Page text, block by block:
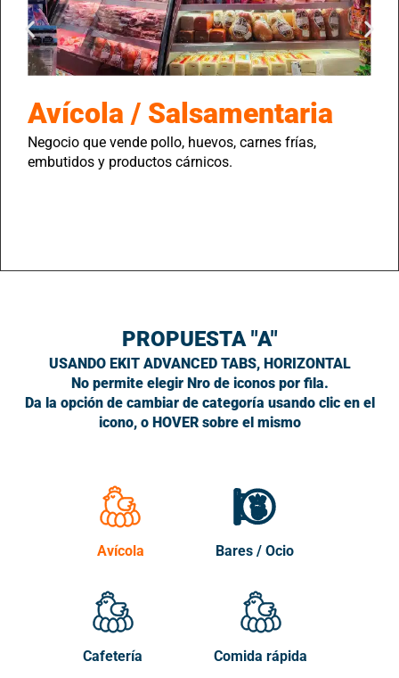
Avícola / Salsamentaria
Negocio que vende pollo, huevos, carnes frías,
embutidos y productos cárnicos.
PROPUESTA "A"
USANDO EKIT ADVANCED TABS, HORIZONTAL
No permite elegir Nro de iconos por fila.
Da la opción de cambiar de categoría usando clic en el
icono, o HOVER sobre el mismo
Avícola Bares / Ocio
Cafetería Comida rápida